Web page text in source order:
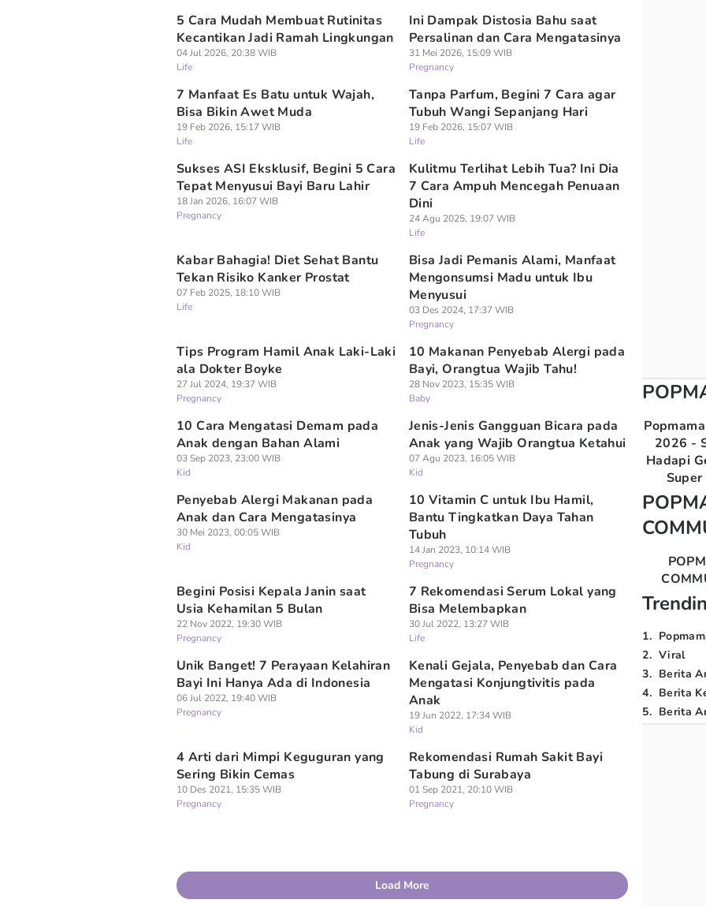
5 Cara Mudah Membuat Rutinitas
Kecantikan Jadi Ramah Lingkungan
04 Jul 2026, 20:38 WIB
Life
Ini Dampak Distosia Bahu saat
Persalinan dan Cara Mengatasinya
31 Mei 2026, 15:09 WIB
Pregnancy
7 Manfaat Es Batu untuk Wajah,
Bisa Bikin Awet Muda
19 Feb 2026, 15:17 WIB
Life
Tanpa Parfum, Begini 7 Cara agar
Tubuh Wangi Sepanjang Hari
19 Feb 2026, 15:07 WIB
Life
Sukses ASI Eksklusif, Begini 5 Cara
Tepat Menyusui Bayi Baru Lahir
18 Jan 2026, 16:07 WIB
Pregnancy
Kulitmu Terlihat Lebih Tua? Ini Dia
7 Cara Ampuh Mencegah Penuaan
Dini
24 Agu 2025, 19:07 WIB
Life
Kabar Bahagia! Diet Sehat Bantu
Tekan Risiko Kanker Prostat
07 Feb 2025, 18:10 WIB
Life
Bisa Jadi Pemanis Alami, Manfaat
Mengonsumsi Madu untuk Ibu
Menyusui
03 Des 2024, 17:37 WIB
Pregnancy
Tips Program Hamil Anak Laki-Laki
ala Dokter Boyke
27 Jul 2024, 19:37 WIB
Pregnancy
10 Makanan Penyebab Alergi pada
Bayi, Orangtua Wajib Tahu!
28 Nov 2023, 15:35 WIB
Baby
10 Cara Mengatasi Demam pada
Anak dengan Bahan Alami
03 Sep 2023, 23:00 WIB
Kid
Jenis-Jenis Gangguan Bicara pada
Anak yang Wajib Orangtua Ketahui
07 Agu 2023, 16:05 WIB
Kid
Penyebab Alergi Makanan pada
Anak dan Cara Mengatasinya
30 Mei 2023, 00:05 WIB
Kid
10 Vitamin C untuk Ibu Hamil,
Bantu Tingkatkan Daya Tahan
Tubuh
14 Jan 2023, 10:14 WIB
Pregnancy
Begini Posisi Kepala Janin saat
Usia Kehamilan 5 Bulan
22 Nov 2022, 19:30 WIB
Pregnancy
7 Rekomendasi Serum Lokal yang
Bisa Melembapkan
30 Jul 2022, 13:27 WIB
Life
Unik Banget! 7 Perayaan Kelahiran
Bayi Ini Hanya Ada di Indonesia
06 Jul 2022, 19:40 WIB
Pregnancy
Kenali Gejala, Penyebab dan Cara
Mengatasi Konjungtivitis pada
Anak
19 Jun 2022, 17:34 WIB
Kid
4 Arti dari Mimpi Keguguran yang
Sering Bikin Cemas
10 Des 2021, 15:35 WIB
Pregnancy
Rekomendasi Rumah Sakit Bayi
Tabung di Surabaya
01 Sep 2021, 20:10 WIB
Pregnancy
Load More
2026 -
Hadapi
1.
2. Viral
3. Berita
4. Berita
5. Berita